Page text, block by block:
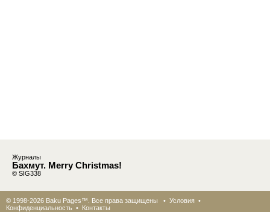
Журналы
Бахмут. Merry Christmas!
© SIG338
© 1998-2026 Baku Pages™. Все права защищены • Условия •
Конфиденциальность • Контакты